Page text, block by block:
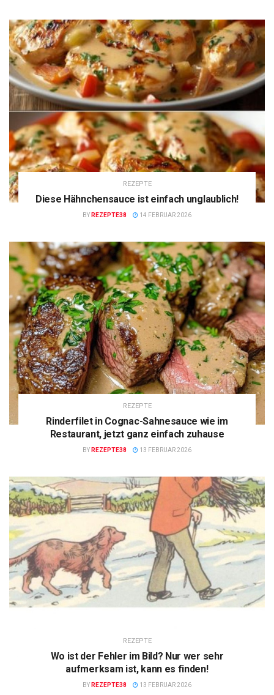
REZEPTE
Diese Hähnchensauce ist einfach unglaublich!
BY REZEPTE38 14 FEBRUAR 2026
REZEPTE
Rinderfilet in Cognac-Sahnesauce wie im
Restaurant, jetzt ganz einfach zuhause
BY REZEPTE38 13 FEBRUAR 2026
REZEPTE
Wo ist der Fehler im Bild? Nur wer sehr
aufmerksam ist, kann es finden!
BY REZEPTE38 13 FEBRUAR 2026